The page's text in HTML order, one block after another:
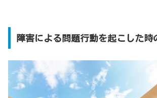
障害による問題行動を起こした時